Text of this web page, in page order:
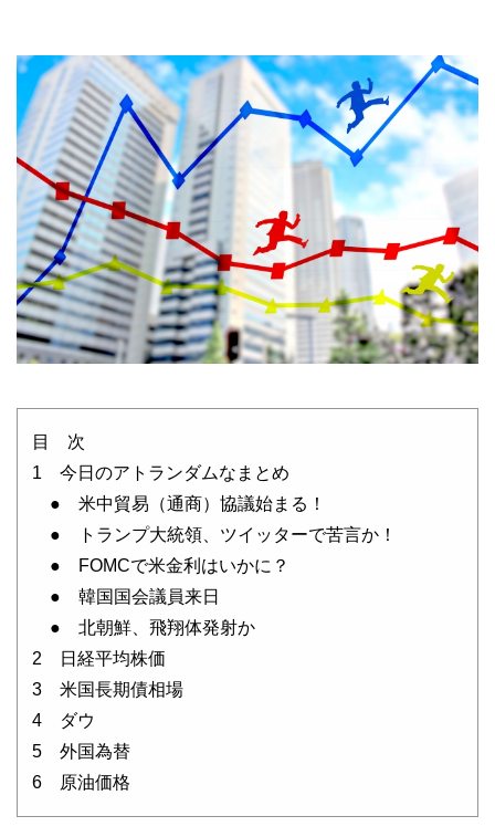
目 次
1 今日のアトランダムなまとめ
● 米中貿易（通商）協議始まる！
● トランプ大統領、ツイッターで苦言か！
● FOMCで米金利はいかに？
● 韓国国会議員来日
● 北朝鮮、飛翔体発射か
2 日経平均株価
3 米国長期債相場
4 ダウ
5 外国為替
6 原油価格